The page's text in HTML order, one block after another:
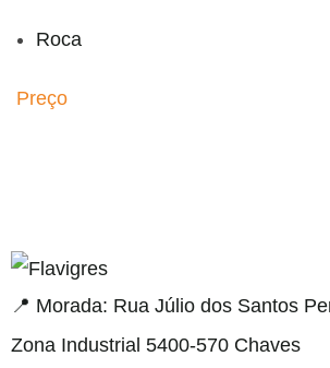
Roca
Preço
📍 Morada: Rua Júlio dos Santos
Zona Industrial 5400-570 Chaves